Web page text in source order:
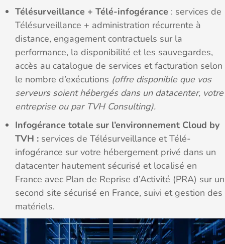
Télésurveillance + Télé-infogérance : services de
Télésurveillance + administration récurrente à
distance, engagement contractuels sur la
performance, la disponibilité et les sauvegardes,
accès au catalogue de services et facturation selon
le nombre d’exécutions (offre disponible que vos
serveurs soient hébergés dans un datacenter, votre
entreprise ou par TVH Consulting).
Infogérance totale sur l’environnement Cloud by
TVH : services de Télésurveillance et Télé-
infogérance sur votre hébergement privé dans un
datacenter hautement sécurisé et localisé en
France avec Plan de Reprise d’Activité (PRA) sur un
second site sécurisé en France, suivi et gestion des
matériels.